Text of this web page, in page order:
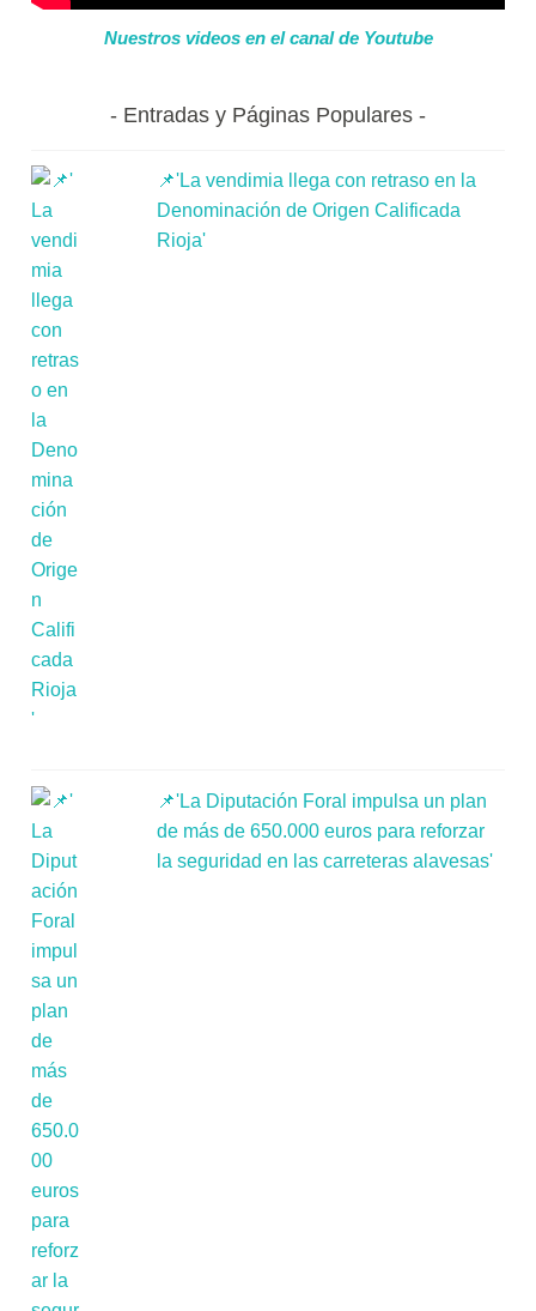
Nuestros videos en el canal de Youtube
Entradas y Páginas Populares
📌'La vendimia llega con retraso en la
Denominación de Origen Calificada
Rioja'
📌'La Diputación Foral impulsa un plan
de más de 650.000 euros para reforzar
la seguridad en las carreteras alavesas'